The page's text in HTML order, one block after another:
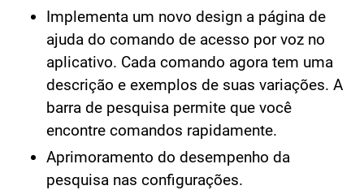
Implementa um novo design a página de
ajuda do comando de acesso por voz no
aplicativo. Cada comando agora tem uma
descrição e exemplos de suas variações. A
barra de pesquisa permite que você
encontre comandos rapidamente.
Aprimoramento do desempenho da
pesquisa nas configurações.